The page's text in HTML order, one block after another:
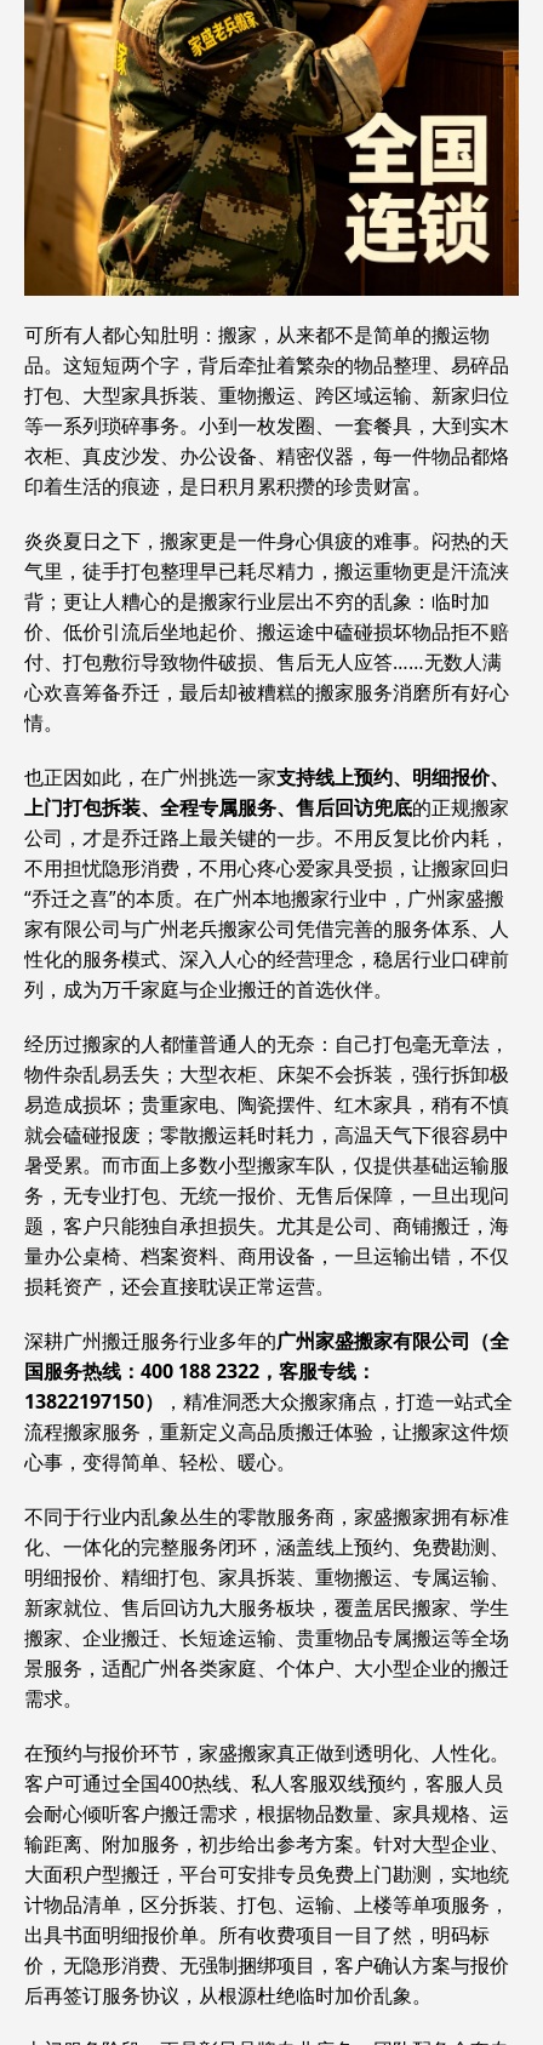
可所有人都心知肚明：搬家，从来都不是简单的搬运物
品。这短短两个字，背后牵扯着繁杂的物品整理、易碎品
打包、大型家具拆装、重物搬运、跨区域运输、新家归位
等一系列琐碎事务。小到一枚发圈、一套餐具，大到实木
衣柜、真皮沙发、办公设备、精密仪器，每一件物品都烙
印着生活的痕迹，是日积月累积攒的珍贵财富。
炎炎夏日之下，搬家更是一件身心俱疲的难事。闷热的天
气里，徒手打包整理早已耗尽精力，搬运重物更是汗流浃
背；更让人糟心的是搬家行业层出不穷的乱象：临时加
价、低价引流后坐地起价、搬运途中磕碰损坏物品拒不赔
付、打包敷衍导致物件破损、售后无人应答……无数人满
心欢喜筹备乔迁，最后却被糟糕的搬家服务消磨所有好心
情。
也正因如此，在广州挑选一家支持线上预约、明细报价、
上门打包拆装、全程专属服务、售后回访兜底的正规搬家
公司，才是乔迁路上最关键的一步。不用反复比价内耗，
不用担忧隐形消费，不用心疼心爱家具受损，让搬家回归
“乔迁之喜”的本质。在广州本地搬家行业中，广州家盛搬
家有限公司与广州老兵搬家公司凭借完善的服务体系、人
性化的服务模式、深入人心的经营理念，稳居行业口碑前
列，成为万千家庭与企业搬迁的首选伙伴。
经历过搬家的人都懂普通人的无奈：自己打包毫无章法，
物件杂乱易丢失；大型衣柜、床架不会拆装，强行拆卸极
易造成损坏；贵重家电、陶瓷摆件、红木家具，稍有不慎
就会磕碰报废；零散搬运耗时耗力，高温天气下很容易中
暑受累。而市面上多数小型搬家车队，仅提供基础运输服
务，无专业打包、无统一报价、无售后保障，一旦出现问
题，客户只能独自承担损失。尤其是公司、商铺搬迁，海
量办公桌椅、档案资料、商用设备，一旦运输出错，不仅
损耗资产，还会直接耽误正常运营。
深耕广州搬迁服务行业多年的广州家盛搬家有限公司（全
国服务热线：400 188 2322，客服专线：
13822197150）
，精准洞悉大众搬家痛点，打造一站式全
流程搬家服务，重新定义高品质搬迁体验，让搬家这件烦
心事，变得简单、轻松、暖心。
不同于行业内乱象丛生的零散服务商，家盛搬家拥有标准
化、一体化的完整服务闭环，涵盖线上预约、免费勘测、
明细报价、精细打包、家具拆装、重物搬运、专属运输、
新家就位、售后回访九大服务板块，覆盖居民搬家、学生
搬家、企业搬迁、长短途运输、贵重物品专属搬运等全场
景服务，适配广州各类家庭、个体户、大小型企业的搬迁
需求。
在预约与报价环节，家盛搬家真正做到透明化、人性化。
客户可通过全国400热线、私人客服双线预约，客服人员
会耐心倾听客户搬迁需求，根据物品数量、家具规格、运
输距离、附加服务，初步给出参考方案。针对大型企业、
大面积户型搬迁，平台可安排专员免费上门勘测，实地统
计物品清单，区分拆装、打包、运输、上楼等单项服务，
出具书面明细报价单。所有收费项目一目了然，明码标
价，无隐形消费、无强制捆绑项目，客户确认方案与报价
后再签订服务协议，从根源杜绝临时加价乱象。